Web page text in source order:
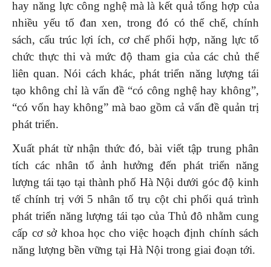
hay năng lực công nghệ mà là kết quả tổng hợp của
nhiều yếu tố đan xen, trong đó có thể chế, chính
sách, cấu trúc lợi ích, cơ chế phối hợp, năng lực tổ
chức thực thi và mức độ tham gia của các chủ thể
liên quan. Nói cách khác, phát triển năng lượng tái
tạo không chỉ là vấn đề “có công nghệ hay không”,
“có vốn hay không” mà bao gồm cả vấn đề quản trị
phát triển.
Xuất phát từ nhận thức đó, bài viết tập trung phân
tích các nhân tố ảnh hưởng đến phát triển năng
lượng tái tạo tại thành phố Hà Nội dưới góc độ kinh
tế chính trị với 5 nhân tố trụ cột chi phối quá trình
phát triển năng lượng tái tạo của Thủ đô nhằm cung
cấp cơ sở khoa học cho việc hoạch định chính sách
năng lượng bền vững tại Hà Nội trong giai đoạn tới.